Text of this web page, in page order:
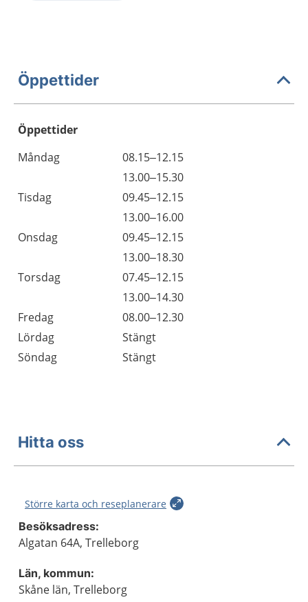
Öppettider
Öppettider
Dag
Öppettider
Kommentarer
Måndag
08.15–12.15
13.00–15.30
Tisdag
09.45–12.15
13.00–16.00
Onsdag
09.45–12.15
13.00–18.30
Torsdag
07.45–12.15
13.00–14.30
Fredag
08.00–12.30
Lördag
Stängt
Söndag
Stängt
Hitta oss
Större karta och reseplanerare
Besöksadress:
Algatan 64A, Trelleborg
Län, kommun:
Skåne län, Trelleborg